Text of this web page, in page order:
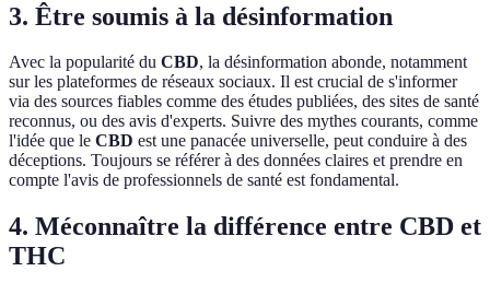
3. Être soumis à la désinformation
Avec la popularité du CBD, la désinformation abonde, notamment
sur les plateformes de réseaux sociaux. Il est crucial de s'informer
via des sources fiables comme des études publiées, des sites de santé
reconnus, ou des avis d'experts. Suivre des mythes courants, comme
l'idée que le CBD est une panacée universelle, peut conduire à des
déceptions. Toujours se référer à des données claires et prendre en
compte l'avis de professionnels de santé est fondamental.
4. Méconnaître la différence entre CBD et
THC